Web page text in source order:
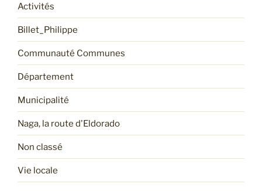
Activités
Billet_Philippe
Communauté Communes
Département
Municipalité
Naga, la route d'Eldorado
Non classé
Vie locale